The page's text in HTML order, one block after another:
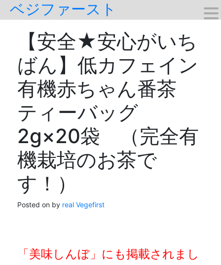
Skip
to ベジファースト
【安全★安心がいち
ばん】低カフェイン
有機赤ちゃん番茶
ティーバッグ
2g×20袋 （完全有
機栽培のお茶で
す！）
Posted on by real Vegefirst
「美味しんぼ」にも掲載されまし